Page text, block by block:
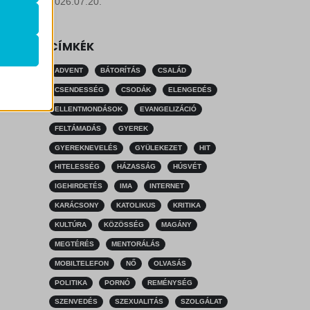
CÍMKÉK
ADVENT BÁTORÍTÁS CSALÁD
CSENDESSÉG CSODÁK ELENGEDÉS
ELLENTMONDÁSOK EVANGELIZÁCIÓ
FELTÁMADÁS GYEREK
GYEREKNEVELÉS GYÜLEKEZET HIT
HITELESSÉG HÁZASSÁG HÚSVÉT
IGEHIRDETÉS IMA INTERNET
KARÁCSONY KATOLIKUS KRITIKA
KULTÚRA KÖZÖSSÉG MAGÁNY
MEGTÉRÉS MENTORÁLÁS
MOBILTELEFON NŐ OLVASÁS
POLITIKA PORNÓ REMÉNYSÉG
SZENVEDÉS SZEXUALITÁS SZOLGÁLAT